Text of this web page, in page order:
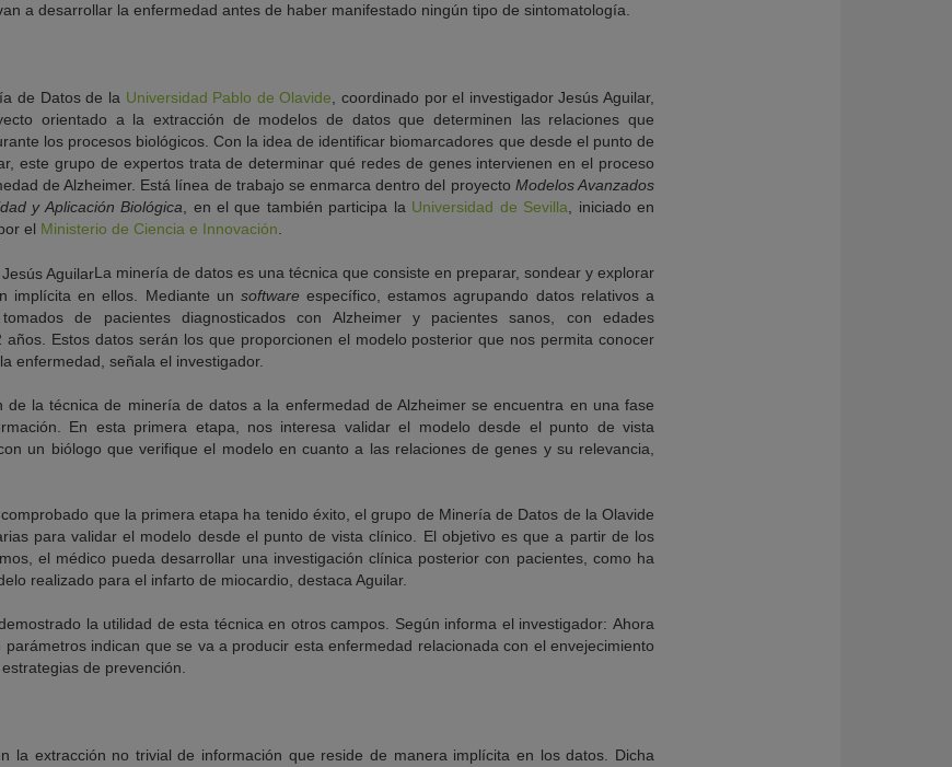
a desarrollar la enfermedad antes de haber manifestado ningún tipo de sintomatología.
de Datos de la Universidad Pablo de Olavide , coordinado por el investigador Jesús Aguilar,
orientado a la extracción de modelos de datos que determinen las relaciones que
los procesos biológicos. Con la idea de identificar biomarcadores que desde el punto de
este grupo de expertos trata de determinar qué redes de genes intervienen en el proceso
de Alzheimer. Está línea de trabajo se enmarca dentro del proyecto Modelos Avanzados
y Aplicación Biológica , en el que también participa la Universidad de Sevilla , iniciado en
el Ministerio de Ciencia e Innovación
La minería de datos es una técnica que consiste en preparar, sondear y explorar
implícita en ellos. Mediante un software específico, estamos agrupando datos relativos a
de pacientes diagnosticados con Alzheimer y pacientes sanos, con edades
Estos datos serán los que proporcionen el modelo posterior que nos permita conocer
enfermedad, señala el investigador.
de la técnica de minería de datos a la enfermedad de Alzheimer se encuentra en una fase
En esta primera etapa, nos interesa validar el modelo desde el punto de vista
un biólogo que verifique el modelo en cuanto a las relaciones de genes y su relevancia,
que la primera etapa ha tenido éxito, el grupo de Minería de Datos de la Olavide
para validar el modelo desde el punto de vista clínico. El objetivo es que a partir de los
el médico pueda desarrollar una investigación clínica posterior con pacientes, como ha
realizado para el infarto de miocardio, destaca Aguilar.
la utilidad de esta técnica en otros campos. Según informa el investigador: Ahora
indican que se va a producir esta enfermedad relacionada con el envejecimiento
de prevención.
la extracción no trivial de información que reside de manera implícita en los datos. Dicha